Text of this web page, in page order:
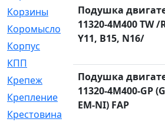
Корзины
[159]
Коромысло
[6]
Корпус
[41]
КПП
[70]
Крепеж
[4]
Крепление
[23]
Крестовина
Подушка
11320-4M400 TW /
Y11, B15, N16/
Подушка
11320-4M400-GP
EM-NI) FAP